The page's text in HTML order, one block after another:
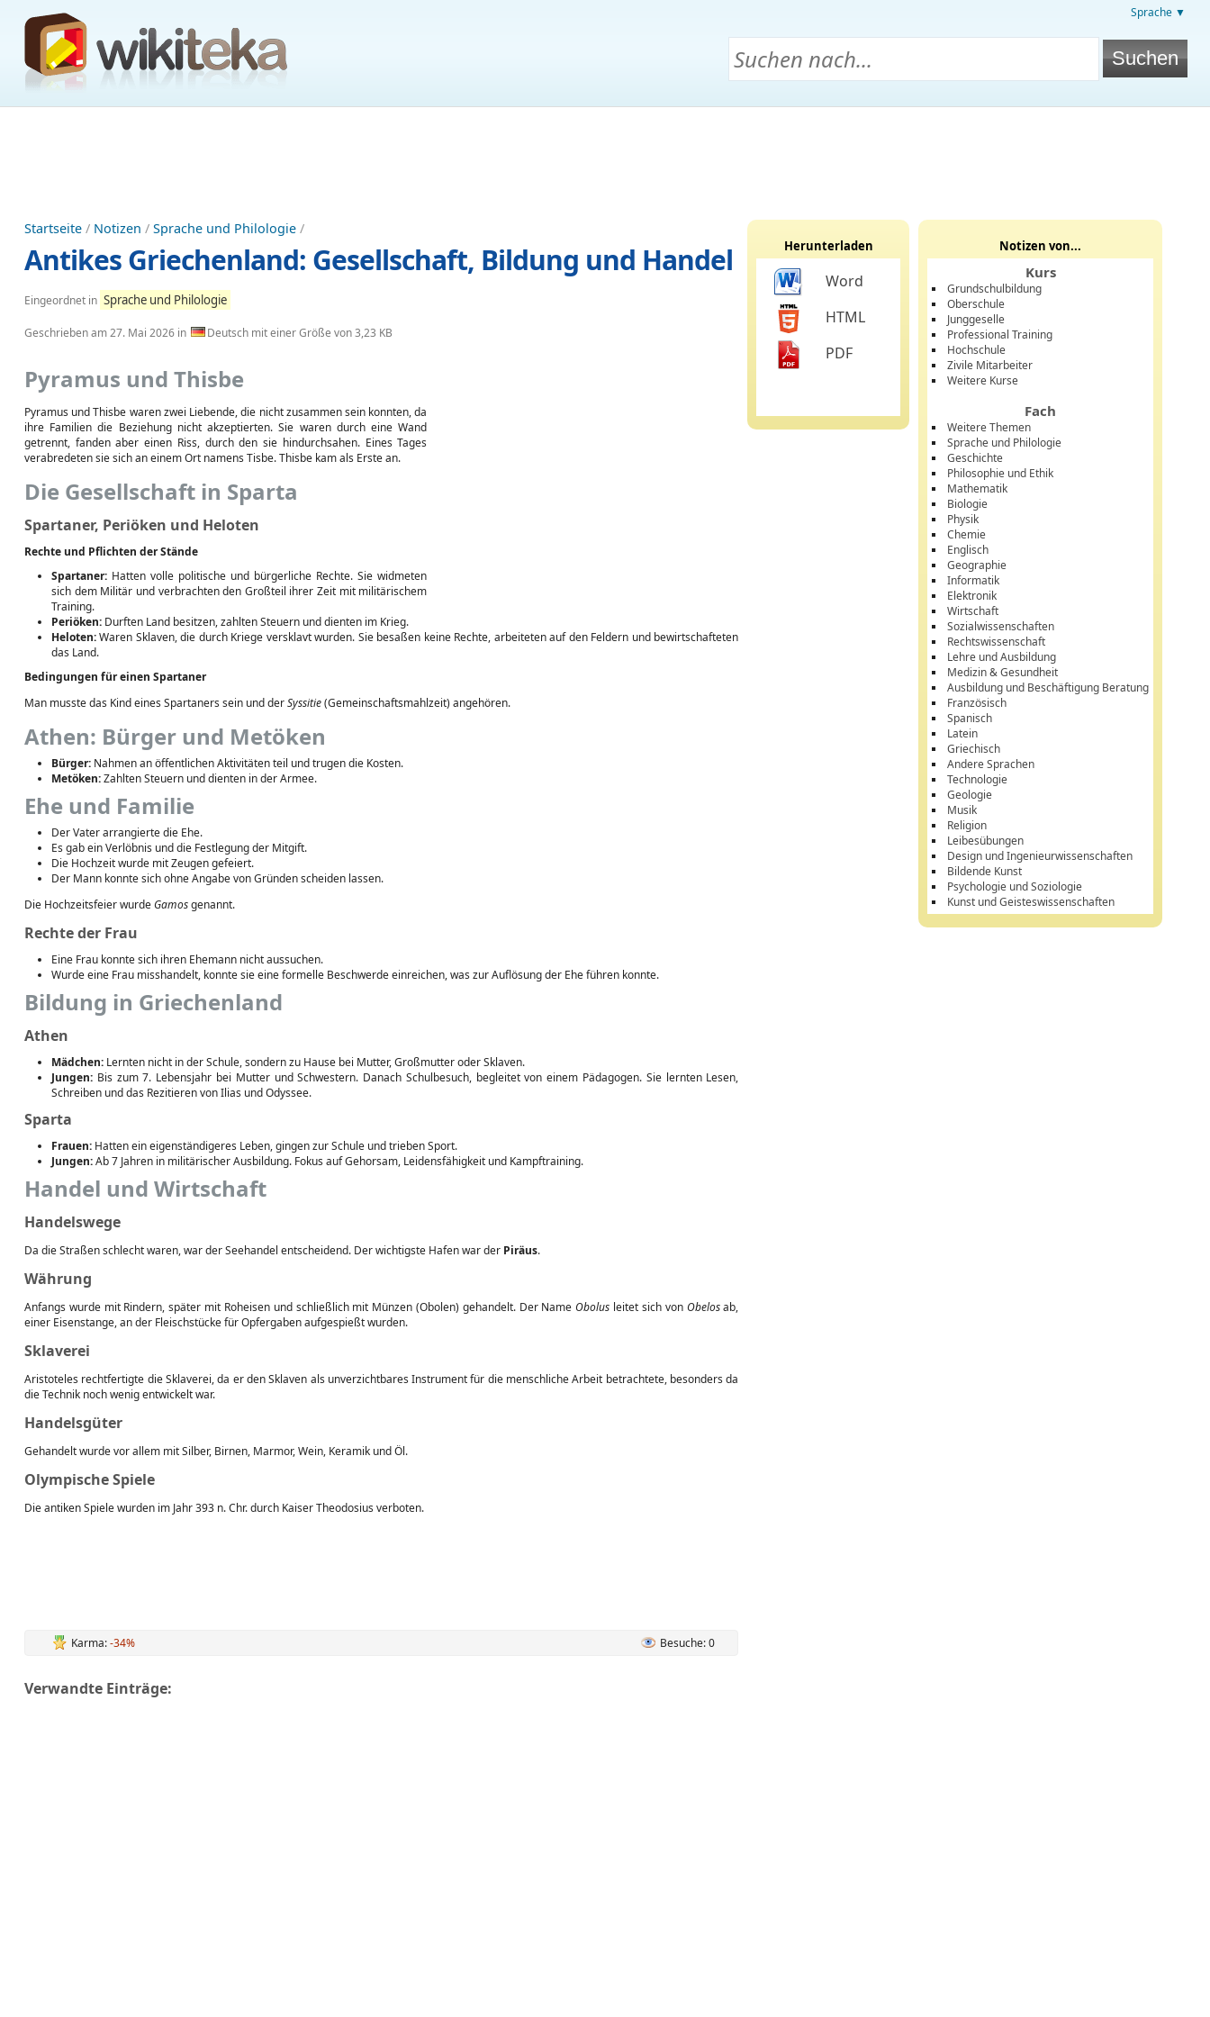
Sprache ▼
Startseite / Notizen / Sprache und Philologie /
Antikes Griechenland: Gesellschaft, Bildung und Handel
Eingeordnet in Sprache und Philologie
Geschrieben am27. Mai 2026 in Deutsch mit einer Größe von 3,23 KB
Pyramus und Thisbe
Pyramus und Thisbe waren zwei Liebende, die nicht zusammen sein konnten, da
ihre Familien die Beziehung nicht akzeptierten. Sie waren durch eine Wand
getrennt, fanden aber einen Riss, durch den sie hindurchsahen. Eines Tages
verabredeten sie sich an einem Ort namens Tisbe. Thisbe kam als Erste an.
Die Gesellschaft in Sparta
Spartaner, Periöken und Heloten
Rechte und Pflichten der Stände
Spartaner: Hatten volle politische und bürgerliche Rechte. Sie widmeten
sich dem Militär und verbrachten den Großteil ihrer Zeit mit militärischem
Training.
Periöken: Durften Land besitzen, zahlten Steuern und dienten im Krieg.
Heloten:Waren Sklaven, die durch Kriege versklavt wurden. Sie besaßen keine Rechte, arbeiteten auf den Feldern und bewirtschafteten
das Land.
Bedingungen für einen Spartaner
Man musste das Kind eines Spartaners sein und derSyssitie(Gemeinschaftsmahlzeit) angehören.
Athen: Bürger und Metöken
Bürger: Nahmen an öffentlichen Aktivitäten teil und trugen die Kosten.
Metöken:Zahlten Steuern und dienten in der Armee.
Ehe und Familie
Der Vater arrangierte die Ehe.
Es gab ein Verlöbnis und die Festlegung der Mitgift.
Die Hochzeit wurde mit Zeugen gefeiert.
Der Mann konnte sich ohne Angabe von Gründen scheiden lassen.
Die Hochzeitsfeier wurdeGamosgenannt.
Rechte der Frau
Eine Frau konnte sich ihren Ehemann nicht aussuchen.
Wurde eine Frau misshandelt, konnte sie eine formelle Beschwerde einreichen, was zur Auflösung der Ehe führen konnte.
Bildung in Griechenland
Athen
Mädchen: Lernten nicht in der Schule, sondern zu Hause bei Mutter, Großmutter oder Sklaven.
Jungen: Bis zum 7. Lebensjahr bei Mutter und Schwestern. Danach Schulbesuch, begleitet von einem Pädagogen. Sie lernten Lesen,
Schreiben und das Rezitieren von Ilias und Odyssee.
Sparta
Frauen: Hatten ein eigenständigeres Leben, gingen zur Schule und trieben Sport.
Jungen:Ab 7 Jahren in militärischer Ausbildung. Fokus auf Gehorsam, Leidensfähigkeit und Kampftraining.
Handel und Wirtschaft
Handelswege
Da die Straßen schlecht waren, war der Seehandel entscheidend. Der wichtigste Hafen war der Piräus.
Währung
Anfangs wurde mit Rindern, später mit Roheisen und schließlich mit Münzen (Obolen) gehandelt. Der NameObolus leitet sich von Obelosab,
einer Eisenstange, an der Fleischstücke für Opfergaben aufgespießt wurden.
Sklaverei
Aristoteles rechtfertigte die Sklaverei, da er den Sklaven als unverzichtbares Instrument für die menschliche Arbeit betrachtete, besonders da
die Technik noch wenig entwickelt war.
Handelsgüter
Gehandelt wurde vor allem mit Silber, Birnen, Marmor, Wein, Keramik und Öl.
Olympische Spiele
Die antiken Spiele wurden im Jahr 393 n. Chr. durch Kaiser Theodosius verboten.
Karma:-34% Besuche: 0
Verwandte Einträge:
Herunterladen
Word
HTML
PDF
Notizen von...
Kurs
Grundschulbildung
Oberschule
Junggeselle
Professional Training
Hochschule
Zivile Mitarbeiter
Weitere Kurse
Fach
Weitere Themen
Sprache und Philologie
Geschichte
Philosophie und Ethik
Mathematik
Biologie
Physik
Chemie
Englisch
Geographie
Informatik
Elektronik
Wirtschaft
Sozialwissenschaften
Rechtswissenschaft
Lehre und Ausbildung
Medizin & Gesundheit
Ausbildung und Beschäftigung Beratung
Französisch
Spanisch
Latein
Griechisch
Andere Sprachen
Technologie
Geologie
Musik
Religion
Leibesübungen
Design und Ingenieurwissenschaften
Bildende Kunst
Psychologie und Soziologie
Kunst und Geisteswissenschaften